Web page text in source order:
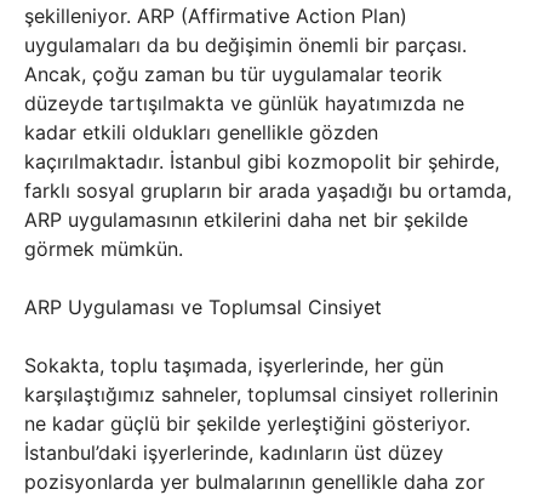
şekilleniyor. ARP (Affirmative Action Plan)
uygulamaları da bu değişimin önemli bir parçası.
Ancak, çoğu zaman bu tür uygulamalar teorik
düzeyde tartışılmakta ve günlük hayatımızda ne
kadar etkili oldukları genellikle gözden
kaçırılmaktadır. İstanbul gibi kozmopolit bir şehirde,
farklı sosyal grupların bir arada yaşadığı bu ortamda,
ARP uygulamasının etkilerini daha net bir şekilde
görmek mümkün.
ARP Uygulaması ve Toplumsal Cinsiyet
Sokakta, toplu taşımada, işyerlerinde, her gün
karşılaştığımız sahneler, toplumsal cinsiyet rollerinin
ne kadar güçlü bir şekilde yerleştiğini gösteriyor.
İstanbul’daki işyerlerinde, kadınların üst düzey
pozisyonlarda yer bulmalarının genellikle daha zor